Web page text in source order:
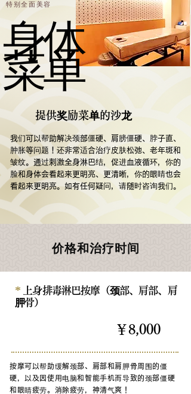
身体
菜单
身体
菜单
特别全面美容
提供奖励菜单的沙龙
我们可以帮助解决颈部僵硬、肩膀僵硬、脖子直、
肿胀等问题！还非常适合治疗皮肤松弛、老年斑和
皱纹。通过刺激全身淋巴结，促进血液循环，你的
脸和身体会看起来更明亮、更清晰，你的眼睛也会
看起来更明亮。如有任何疑问，请随时咨询我们。
价格和治疗时间
*
上身排毒淋巴按摩（颈部、肩部、肩
胛骨）
￥8,000
按摩可以帮助缓解颈部、肩部和肩胛骨周围的僵
硬，以及因使用电脑和智能手机而导致的颈部僵硬
和眼睛疲劳。消除疲劳，神清气爽！